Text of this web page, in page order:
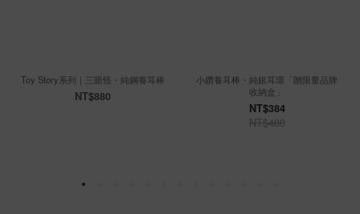
Toy Story系列｜三眼怪・純鋼養耳棒
NT$880
小鑽養耳棒・純銀耳環「贈限量品牌
收納盒」
NT$384
NT$480